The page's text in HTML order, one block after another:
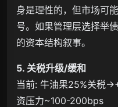
身是理性的，但市场可
号。如果管理层选择举
的资本结构叙事。
5. 关税升级/缓和
当前: 牛油果25%关税
资压力~100-200bps